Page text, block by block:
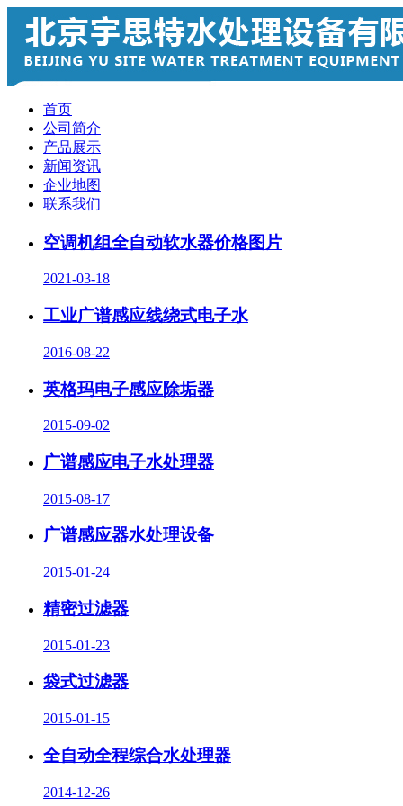
首页
公司简介
产品展示
新闻资讯
企业地图
联系我们
空调机组全自动软水器价格图片
2021-03-18
工业广谱感应线绕式电子水
2016-08-22
英格玛电子感应除垢器
2015-09-02
广谱感应电子水处理器
2015-08-17
广谱感应器水处理设备
2015-01-24
精密过滤器
2015-01-23
袋式过滤器
2015-01-15
全自动全程综合水处理器
2014-12-26